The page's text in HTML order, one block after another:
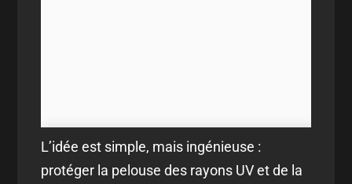
L’idée est simple, mais ingénieuse :
protéger la pelouse des rayons UV et de la